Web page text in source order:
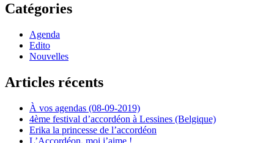
Catégories
Agenda
Edito
Nouvelles
Articles récents
À vos agendas (08-09-2019)
4ème festival d’accordéon à Lessines (Belgique)
Erika la princesse de l’accordéon
L’Accordéon, moi j’aime !